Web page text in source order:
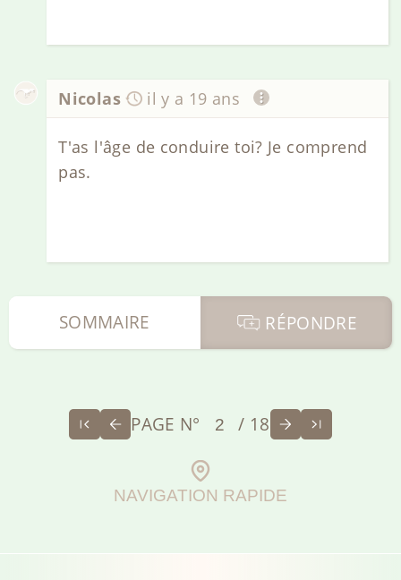
Nicolas il y a 19 ans
T'as l'âge de conduire toi? Je comprend
pas.
RÉPONDRE
SOMMAIRE
PAGE N° / 18
NAVIGATION RAPIDE